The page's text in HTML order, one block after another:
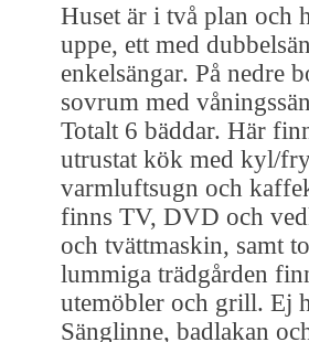
Huset är i två plan och
uppe, ett med
enkelsängar. På nedre
sovrum med
Totalt 6 bäddar. Här
utrustat kök med kyl/
varmluftsugn och
finns TV, DVD och
och tvättmaskin, samt
lummiga trädgården
utemöbler och grill. Ej
Sänglinne, badlakan